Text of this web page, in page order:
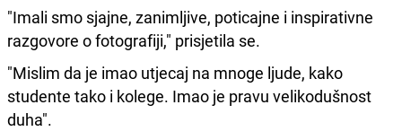
"Imali smo sjajne, zanimljive, poticajne i inspirativne
razgovore o fotografiji," prisjetila se.
"Mislim da je imao utjecaj na mnoge ljude, kako
studente tako i kolege. Imao je pravu velikodušnost
duha".